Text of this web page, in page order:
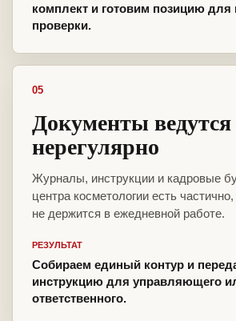
комплект и готовим позицию для
проверки.
05
Документы ведутся
нерегулярно
Журналы, инструкции и кадровые
центра косметологии есть
не держится в ежедневной работе.
РЕЗУЛЬТАТ
Собираем единый контур и
инструкцию для управляющего
ответственного.